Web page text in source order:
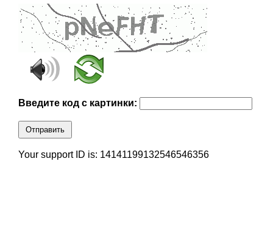
Введите код с картинки:
Отправить
Your support ID is: 14141199132546546356